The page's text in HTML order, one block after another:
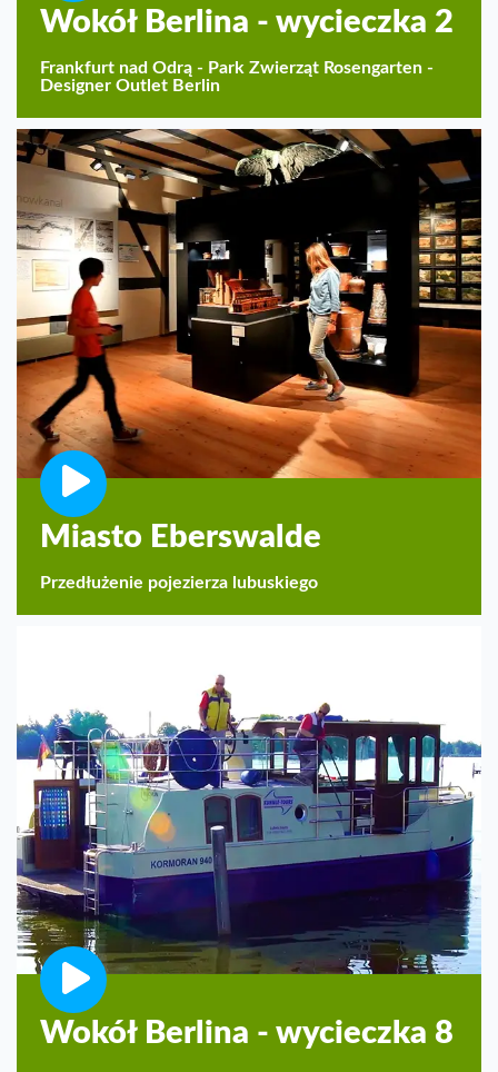
Wokół Berlina - wycieczka 2
Frankfurt nad Odrą - Park Zwierząt Rosengarten -
Designer Outlet Berlin
Miasto Eberswalde
Przedłużenie pojezierza lubuskiego
Wokół Berlina - wycieczka 8